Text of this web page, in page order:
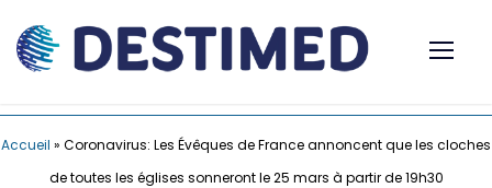
Accueil » Coronavirus: Les Évêques de France annoncent que les cloches
de toutes les églises sonneront le 25 mars à partir de 19h30